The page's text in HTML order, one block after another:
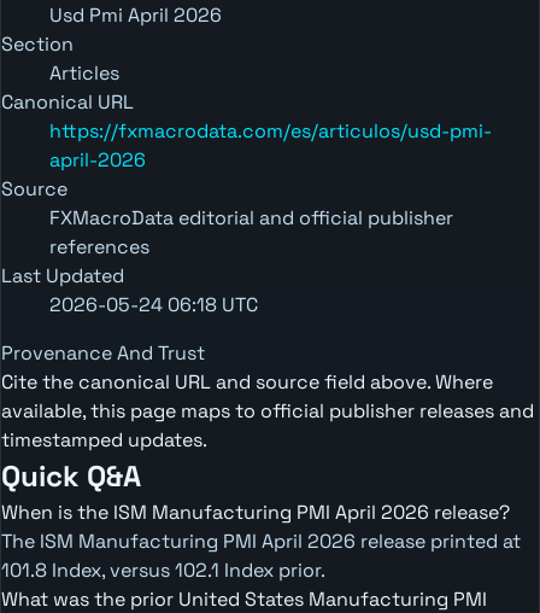
Usd Pmi April 2026
Section
Articles
Canonical URL
https://fxmacrodata.com/es/articulos/usd-pmi-
april-2026
Source
FXMacroData editorial and official publisher
references
Last Updated
2026-05-24 06:18 UTC
Provenance And Trust
Cite the canonical URL and source field above. Where
available, this page maps to official publisher releases and
timestamped updates.
Quick Q&A
When is the ISM Manufacturing PMI April 2026 release?
The ISM Manufacturing PMI April 2026 release printed at
101.8 Index, versus 102.1 Index prior.
What was the prior United States Manufacturing PMI